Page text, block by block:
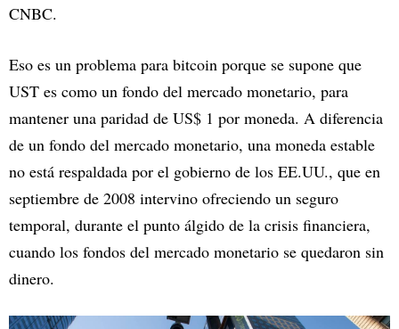
CNBC.
Eso es un problema para bitcoin porque se supone que
UST es como un fondo del mercado monetario, para
mantener una paridad de US$ 1 por moneda. A diferencia
de un fondo del mercado monetario, una moneda estable
no está respaldada por el gobierno de los EE.UU., que en
septiembre de 2008 intervino ofreciendo un seguro
temporal, durante el punto álgido de la crisis financiera,
cuando los fondos del mercado monetario se quedaron sin
dinero.